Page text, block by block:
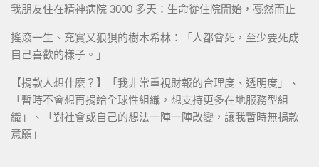
我朋友住在精神病院 3000 多天：生命從住院開始，戞然而止
搖滾一生、充實又狼狽的樹木希林：「人都會死，至少要死成
自己喜歡的樣子。」
【捐款人想什麼？】「我非常重視財報的合理度、透明度」、
「暫時不會想再捐給全球性組織，想支持更多在地服務型組
織」、「對社會或自己的想法一陣一陣改變，讓我暫時無捐款
意願」